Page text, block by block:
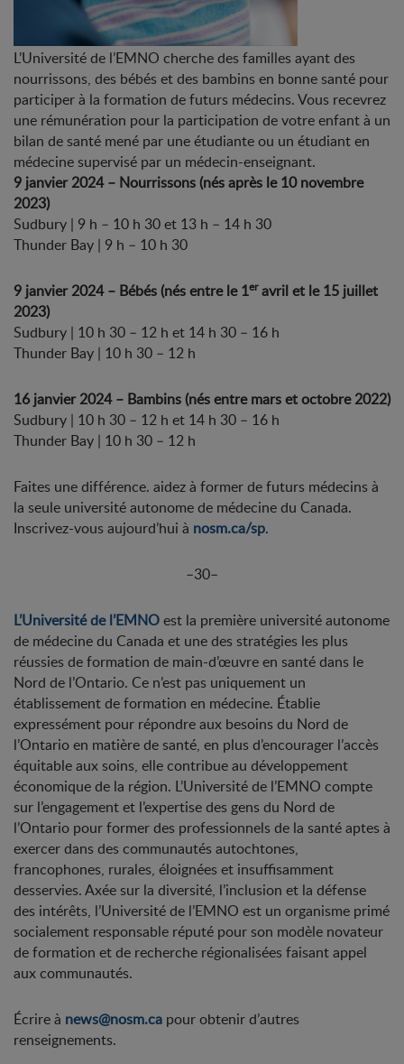
L’Université de l’EMNO cherche des familles ayant des
nourrissons, des bébés et des bambins en bonne santé pour
participer à la formation de futurs médecins. Vous recevrez
une rémunération pour la participation de votre enfant à un
bilan de santé mené par une étudiante ou un étudiant en
médecine supervisé par un médecin-enseignant.
9 janvier 2024 – Nourrissons (nés après le 10 novembre
2023)
Sudbury | 9 h – 10 h 30 et 13 h – 14 h 30
Thunder Bay | 9 h – 10 h 30
9 janvier 2024 – Bébés (nés entre le 1eravril et le 15 juillet
2023)
Sudbury | 10 h 30 – 12 h et 14 h 30 – 16 h
Thunder Bay | 10 h 30 – 12 h
16 janvier 2024 – Bambins (nés entre mars et octobre 2022)
Sudbury | 10 h 30 – 12 h et 14 h 30 – 16 h
Thunder Bay | 10 h 30 – 12 h
Faites une différence. aidez à former de futurs médecins à
la seule université autonome de médecine du Canada.
Inscrivez-vous aujourd’hui à nosm.ca/sp.
–30–
L’Université de l’EMNOest la première université autonome
de médecine du Canada et une des stratégies les plus
réussies de formation de main-d’œuvre en santé dans le
Nord de l’Ontario. Ce n’est pas uniquement un
établissement de formation en médecine. Établie
expressément pour répondre aux besoins du Nord de
l’Ontario en matière de santé, en plus d’encourager l’accès
équitable aux soins, elle contribue au développement
économique de la région. L’Université de l’EMNO compte
sur l’engagement et l’expertise des gens du Nord de
l’Ontario pour former des professionnels de la santé aptes à
exercer dans des communautés autochtones,
francophones, rurales, éloignées et insuffisamment
desservies. Axée sur la diversité, l’inclusion et la défense
des intérêts, l’Université de l’EMNO est un organisme primé
socialement responsable réputé pour son modèle novateur
de formation et de recherche régionalisées faisant appel
aux communautés.
Écrire à news@nosm.ca pour obtenir d’autres
renseignements.